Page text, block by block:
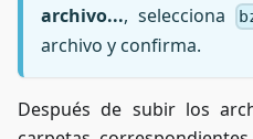
archivo..., selecciona
archivo y confirma.
Después de subir los